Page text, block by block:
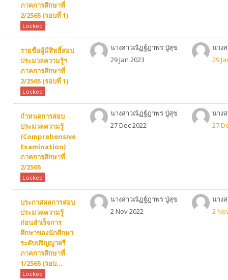
ภาคการศึกษาที่
2/2565 (รอบที่ 1)
Locked
รายชื่อผู้มีสิทธิ์สอบ
ประมวลความรู้ฯ
ภาคการศึกษาที่
2/2565 (รอบที่ 1)
Locked
นางสาวณัฏฐ์ฎาพร ปู่สุข
29 Jan 2023
นาง
29
กำหนดการสอบ
ประมวลความรู้
(Comprehensive
Examination)
ภาคการศึกษาที่
2/2565
Locked
นางสาวณัฏฐ์ฎาพร ปู่สุข
27 Dec 2022
นาง
27
ประกาศผลการสอบ
ประมวลความรู้
ก่อนสำเร็จการ
ศึกษาของนักศึกษา
ระดับปริญญาตรี
ภาคการศึกษาที่
1/2565 (รอบ...
Locked
นางสาวณัฏฐ์ฎาพร ปู่สุข
2 Nov 2022
นาง
2